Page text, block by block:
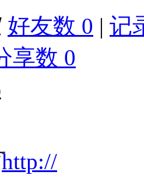
好友数 0 | 记
享数 0
http://